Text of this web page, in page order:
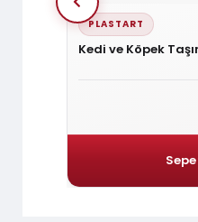
PLASTART
Kedi ve Köpek